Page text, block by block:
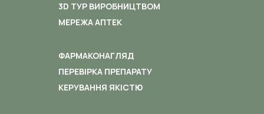
3D ТУР ВИРОБНИЦТВОМ
МЕРЕЖА АПТЕК
ФАРМАКОНАГЛЯД
ПЕРЕВІРКА ПРЕПАРАТУ
КЕРУВАННЯ ЯКІСТЮ